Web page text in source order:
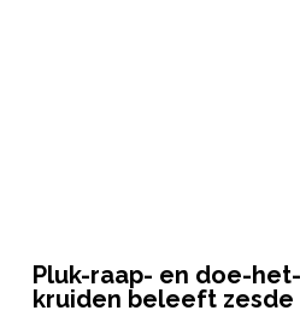
Pluk-raap- en doe-
kruiden beleeft zesde